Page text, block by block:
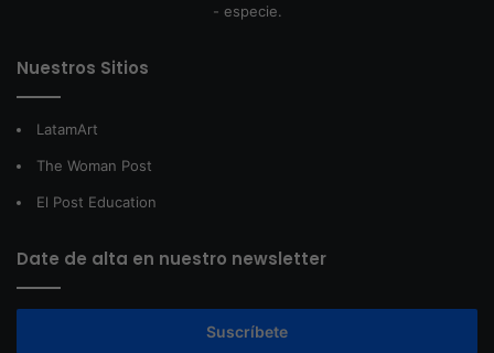
- especie.
Nuestros Sitios
LatamArt
The Woman Post
El Post Education
Date de alta en nuestro newsletter
Suscríbete